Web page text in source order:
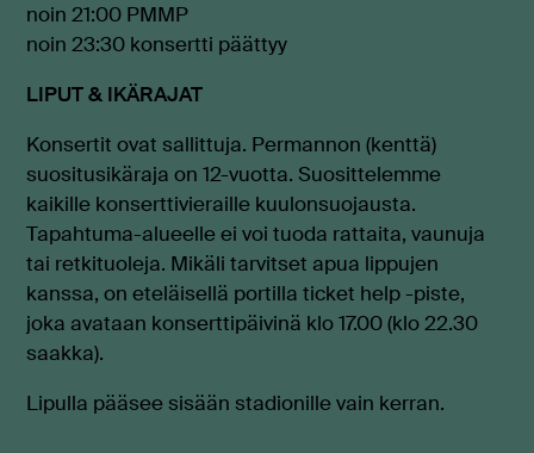
noin 21:00 PMMP
noin 23:30 konsertti päättyy
LIPUT & IKÄRAJAT
Konsertit ovat sallittuja. Permannon (kenttä)
suositusikäraja on 12-vuotta. Suosittelemme
kaikille konserttivieraille kuulonsuojausta.
Tapahtuma-alueelle ei voi tuoda rattaita, vaunuja
tai retkituoleja. Mikäli tarvitset apua lippujen
kanssa, on eteläisellä portilla ticket help -piste,
joka avataan konserttipäivinä klo17.00 (klo 22.30
saakka).
Lipulla pääsee sisään stadionille vain kerran.